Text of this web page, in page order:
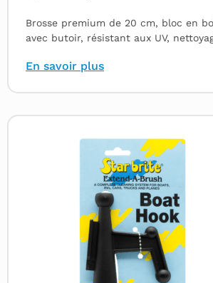
Brosse premium de 20 cm, bloc en
avec butoir, résistant aux UV,
En savoir plus
Read